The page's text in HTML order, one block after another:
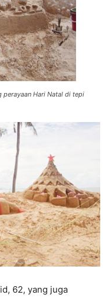
perayaan Hari Natal di tepi
62, yang juga